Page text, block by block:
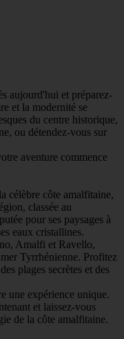
aujourd'hui et préparez-
et la modernité se
du centre historique,
ou détendez-vous sur
aventure commence
célèbre côte amalfitaine,
classée au
pour ses paysages à
eaux cristallines.
Amalfi et Ravello,
Tyrrhénienne. Profitez
plages secrètes et des
une expérience unique.
et laissez-vous
de la côte amalfitaine.